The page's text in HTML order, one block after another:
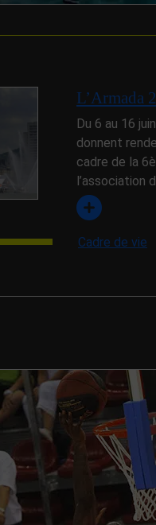
L’Armada
Du 6 au 16
donnent
cadre de la
l’association
Cadre de vie